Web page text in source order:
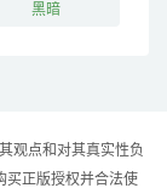
黑暗
观点和对其真实性负
买正版授权并合法使